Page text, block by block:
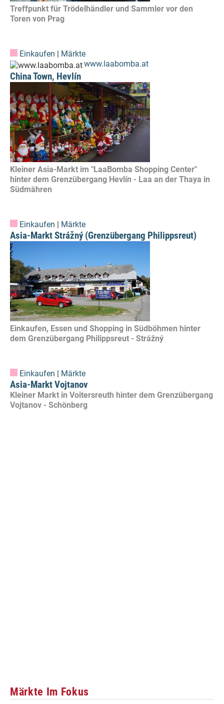
Treffpunkt für Trödelhändler und Sammler vor den
Toren von Prag
Einkaufen | Märkte
www.laabomba.at
China Town, Hevlín
Kleiner Asia-Markt im "LaaBomba Shopping Center"
hinter dem Grenzübergang Hevlín - Laa an der Thaya in
Südmähren
Einkaufen | Märkte
Asia-Markt Strážný (Grenzübergang Philippsreut)
Einkaufen, Essen und Shopping in Südböhmen hinter
dem Grenzübergang Philippsreut - Strážný
Einkaufen | Märkte
Asia-Markt Vojtanov
Kleiner Markt in Voitersreuth hinter dem Grenzübergang
Vojtanov - Schönberg
Märkte Im Fokus